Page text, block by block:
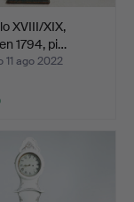
XVIII/XIX,
1794, pi…
11 ago 2022